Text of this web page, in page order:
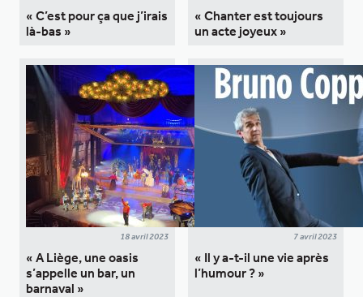
« C’est pour ça que j’irais
là-bas »
« Chanter est toujours
un acte joyeux »
18 avril 2023
« A Liège, une oasis
s’appelle un bar, un
barnaval »
7 avril 2023
« Il y a-t-il une vie après
l’humour ? »